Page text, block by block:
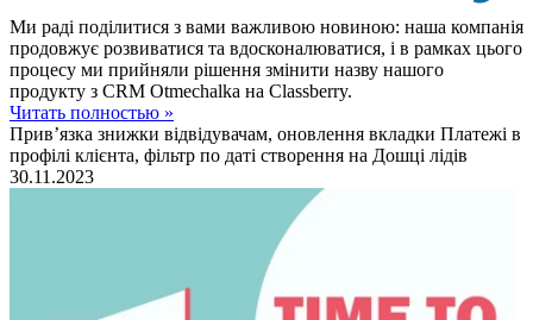
Ми раді поділитися з вами важливою новиною: наша компанія
продовжує розвиватися та вдосконалюватися, і в рамках цього
процесу ми прийняли рішення змінити назву нашого
продукту з CRM Otmechalka на Classberry.
Читать полностью »
Прив’язка знижки відвідувачам, оновлення вкладки Платежі в
профілі клієнта, фільтр по даті створення на Дошці лідів
30.11.2023